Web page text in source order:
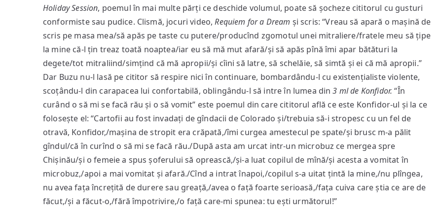
Holiday Session, poemul în mai multe părți ce deschide volumul, poate să șocheze cititorul cu gusturi
conformiste sau pudice. Clismă, jocuri video,Requiem for a Dream și scris: “Vreau să apară o mașină de
scris pe masa mea/să apăs pe taste cu putere/producînd zgomotul unei mitraliere/fratele meu să țipe
la mine că‑l țin treaz toată noaptea/iar eu să mă mut afară/și să apăs pînă îmi apar bătături la
degete/tot mitraliind/simțind că mă apropii/și cîini să latre, să schelăie, să simtă și ei că mă apropii.”
Dar Buzu nu-l lasă pe cititor să respire nici în continuare, bombardându-l cu existențialiste violente,
scoțându-l din carapacea lui confortabilă, oblingându-l să intre în lumea din3 ml de Konfidor.“În
curând o să mi se facă rău și o să vomit” este poemul din care cititorul află ce este Konfidor-ul și la ce
folosește el: “Cartofii au fost invadați de gîndacii de Colorado și/trebuia să‑i stropesc cu un fel de
otravă, Konfidor,/mașina de stropit era crăpată,/îmi curgea amestecul pe spate/și brusc m‑a pălit
gîndul/că în curînd o să mi se facă rău./După asta am urcat intr‑un microbuz ce mergea spre
Chișinău/și o femeie a spus șoferului să oprească,/și‑a luat copilul de mînă/și acesta a vomitat în
microbuz,/apoi a mai vomitat și afară./Cînd a intrat înapoi,/copilul s‑a uitat țintă la mine,/nu plîngea,
nu avea fața încrețită de durere sau greață,/avea o față foarte serioasă,/fața cuiva care știa ce are de
făcut,/și a făcut‑o,/fără împotrivire,/o față care‑mi spunea: tu ești următorul!”